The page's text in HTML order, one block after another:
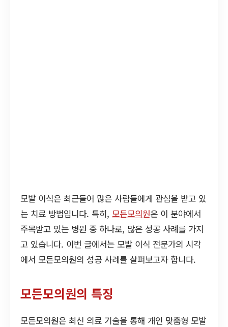
모발 이식은 최근들어 많은 사람들에게 관심을 받고 있
는 치료 방법입니다. 특히, 모든모의원은 이 분야에서
주목받고 있는 병원 중 하나로, 많은 성공 사례를 가지
고 있습니다. 이번 글에서는 모발 이식 전문가의 시각
에서 모든모의원의 성공 사례를 살펴보고자 합니다.
모든모의원의 특징
모든모의원은 최신 의료 기술을 통해 개인 맞춤형 모발